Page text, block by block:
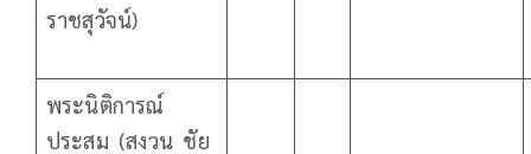
ราชสุวัจน์)
พระนิติการณ์
ประสม (สงวน ชัย